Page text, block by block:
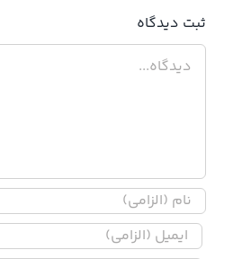
ثبت ديدگاه
دیدگاه